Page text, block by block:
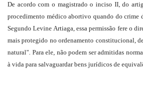
De acordo com o magistrado o inciso II, do
procedimento médico abortivo quando do crime
Segundo Levine Artiaga, essa permissão fere o
mais protegido no ordenamento constitucional,
natural". Para ele, não podem ser admitidas
à vida para salvaguardar bens jurídicos de